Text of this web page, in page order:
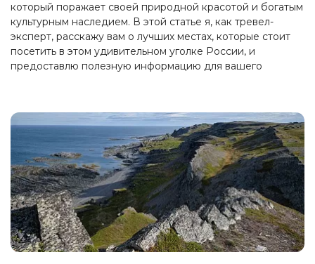
который поражает своей природной красотой и богатым
культурным наследием. В этой статье я, как тревел-
эксперт, расскажу вам о лучших местах, которые стоит
посетить в этом удивительном уголке России, и
предоставлю полезную информацию для вашего